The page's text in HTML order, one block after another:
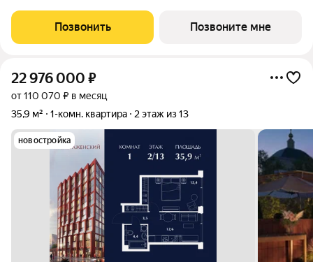
расположение 25 минут пешком до станции метро
«Черкизовская» 14 минут на автомобиле до
Позвонить Позвоните мне
22 976 000 ₽
от 110 070 ₽ в месяц
35,9 м²
1-комн. квартира 2 этаж из 13
новостройка